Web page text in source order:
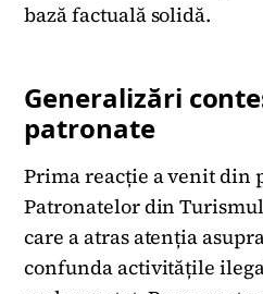
bază factuală solidă.
Generalizări
patronate
Prima reacție a venit din
Patronatelor din Turismul
care a atras atenția
confunda activitățile